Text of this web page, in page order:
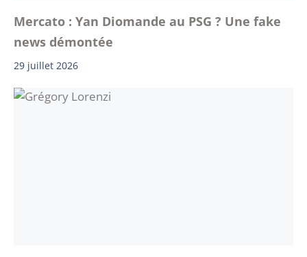
Mercato : Yan Diomande au PSG ? Une fake
news démontée
29 juillet 2026